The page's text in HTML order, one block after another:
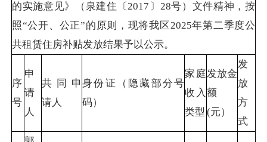
的实施意见》（泉建住〔2017〕28号）文件精神，按
照“公开、公正”的原则，现将我区2025年第二季度公
共租赁住房补贴发放结果予以公示。
序
号
申
请
人
共同申
请人
身份证（隐藏部分号
码）
家庭
收入
类型
发放金
额
(元）
发
放
方
式